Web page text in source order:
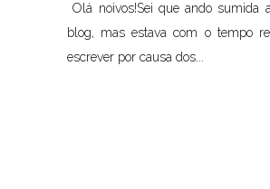
Olá noivos!Sei que ando sumida
blog, mas estava com o tempo
escrever por causa dos...